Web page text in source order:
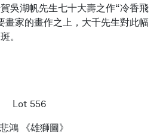
吳湖帆先生七十大壽之作“冷香飛
畫家的畫作之上，大千先生對此幅
。
Lot 556
鴻 《雄獅圖》